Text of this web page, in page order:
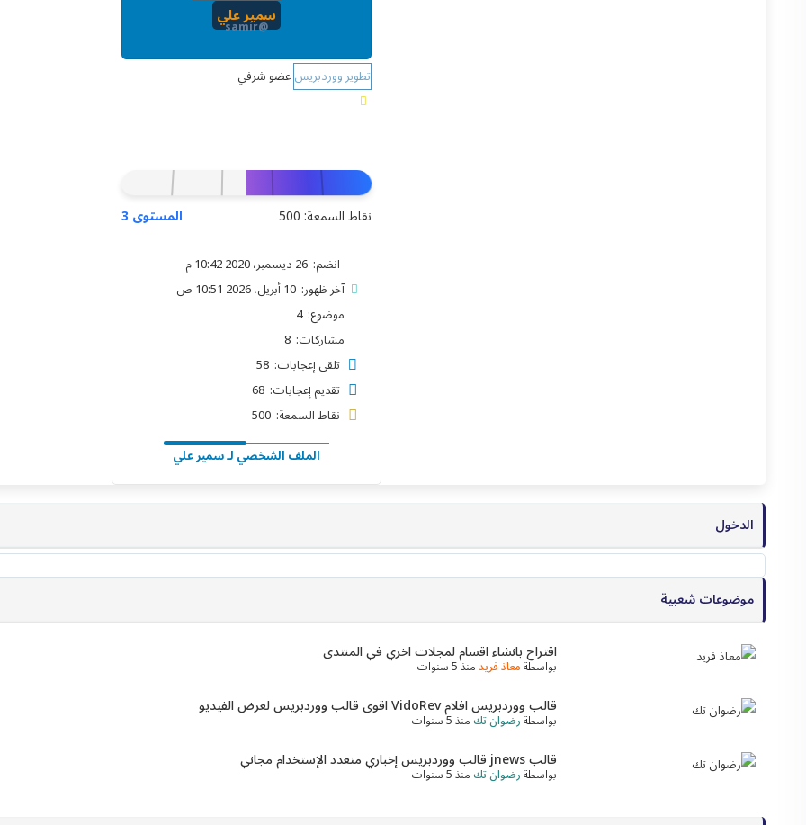
سمير علي
@samir
تطوير ووردبريسعضو شرفي
نقاط السمعة: 500 المستوى 3
انضم: 26 ديسمبر، 2020 10:42 م
آخر ظهور: 10 أبريل، 2026 10:51 ص
موضوع: 4
مشاركات: 8
تلقى إعجابات: 58
تقديم إعجابات: 68
نقاط السمعة: 500
الملف الشخصي لـ سمير علي
الدخول
موضوعات شعبية
اقتراح بانشاء اقسام لمجلات اخري في المنتدى
بواسطةمعاذ فريدمنذ 5 سنوات
قالب ووردبريس افلام VidoRev اقوى قالب ووردبريس لعرض الفيديو
بواسطةرضوان تكمنذ 5 سنوات
قالب jnews قالب ووردبريس إخباري متعدد الإستخدام مجاني
بواسطةرضوان تكمنذ 5 سنوات